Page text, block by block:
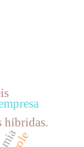
híbridas.